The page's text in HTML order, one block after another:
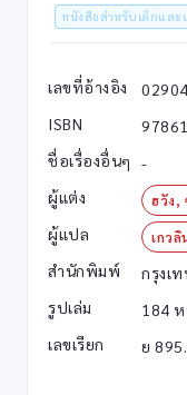
หนังสือสำหรับเด็กและ
เลขที่อ้างอิง
ISBN
ชื่อเรื่องอื่นๆ
-
ผู้แต่ง
ฮวัง,
ผู้แปล เกวลิ
สำนักพิมพ์
กรุงเ
รูปเล่ม
184
เลขเรียก
ย